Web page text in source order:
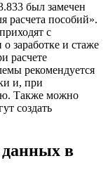
был замечен
расчета пособий».
с
заработке и стаже
расчете
рекомендуется
и, при
Также можно
создать
в